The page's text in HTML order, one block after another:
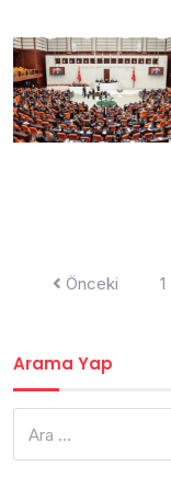
Önceki 1
Arama Yap